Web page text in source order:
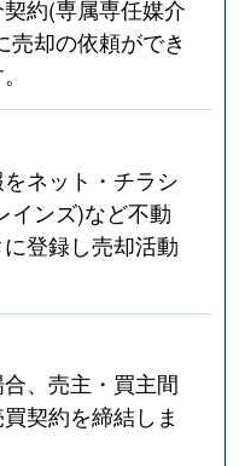
約(専属専任媒介
却の依頼ができ
ネット・チラシ
インズ)など不動
登録し売却活動
、売主・買主間
契約を締結しま